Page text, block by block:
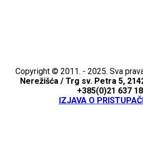
Copyright © 2011. - 2025. Sva
Nerežišća /Trg sv. Petra 5,
+385(0)21 637
IZJAVA O